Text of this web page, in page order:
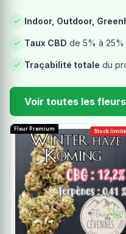
Indoor, Outdoor,
Taux CBD de 5% à
Traçabilité totale du
Voir toutes les fleurs
Stock limité
Fleur Premium